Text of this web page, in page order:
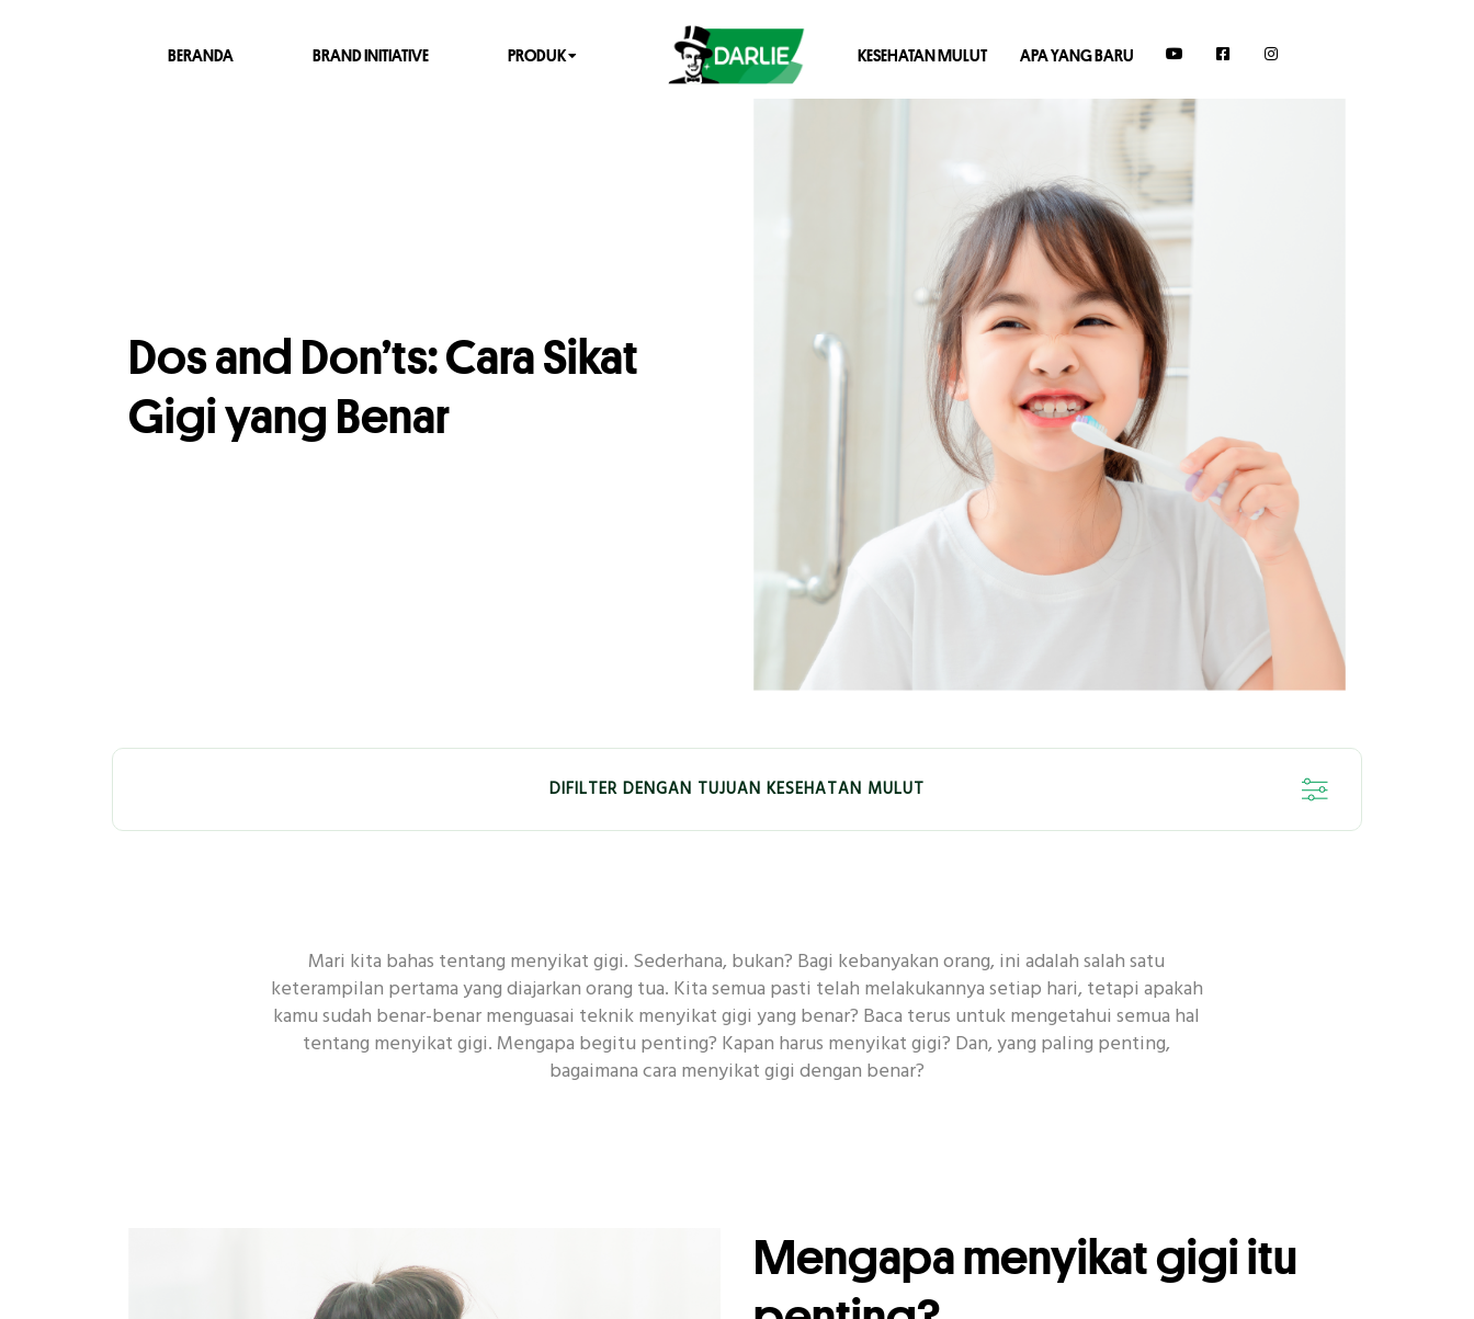
BERANDA BRAND INITIATIVE PRODUK KESEHATAN MULUT APA YANG BARU
Dos and Don’ts: Cara Sikat
Gigi yang Benar
DIFILTER DENGAN TUJUAN KESEHATAN MULUT
PEMBERSIHAN MENDALAM ANTIBAKTERI KERUSAKAN GIGI DENTAL
RUTINITAS UNTUK KESEHATAN MULUT
Mari kita bahas tentang menyikat gigi. Sederhana, bukan? Bagi kebanyakan orang, ini adalah salah satu
keterampilan pertama yang diajarkan orang tua. Kita semua pasti telah melakukannya setiap hari, tetapi apakah
kamu sudah benar-benar menguasai teknik menyikat gigi yang benar? Baca terus untuk mengetahui semua hal
tentang menyikat gigi. Mengapa begitu penting? Kapan harus menyikat gigi? Dan, yang paling penting,
bagaimana cara menyikat gigi dengan benar?
Mengapa menyikat gigi itu